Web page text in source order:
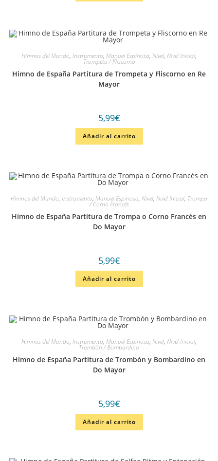
Himnos del Mundo, Instrumento, Manuel Espinosa, Nivel, Nivel Inicial,
Trompeta / Fliscorno
Himno de España Partitura de Trompeta y Fliscorno en Re
Mayor
5,99€
Añadir al carrito
Himnos del Mundo, Instrumento, Manuel Espinosa, Nivel, Nivel Inicial, Trompa
/ Corno Francés
Himno de España Partitura de Trompa o Corno Francés en
Do Mayor
5,99€
Añadir al carrito
Himnos del Mundo, Instrumento, Manuel Espinosa, Nivel, Nivel Inicial,
Trombón / Bombardino
Himno de España Partitura de Trombón y Bombardino en
Do Mayor
5,99€
Añadir al carrito